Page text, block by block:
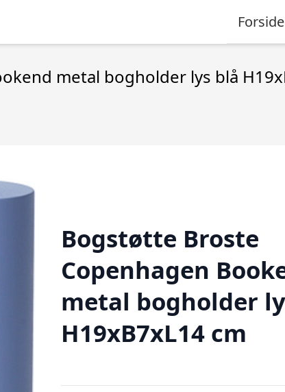
Forside
metal bogholder lys blå
Bogstøtte Broste
Copenhagen
metal bogholder
H19xB7xL14 cm